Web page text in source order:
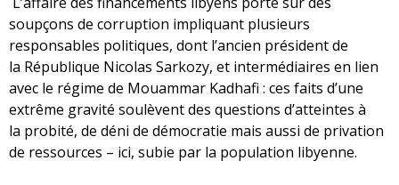
soupçons de corruption impliquant plusieurs
responsables politiques, dont l’ancien président de
la République Nicolas Sarkozy, et intermédiaires en lien
avec le régime de Mouammar Kadhafi : ces faits d’une
extrême gravité soulèvent des questions d’atteintes à
la probité, de déni de démocratie mais aussi de privation
de ressources – ici, subie par la population libyenne.